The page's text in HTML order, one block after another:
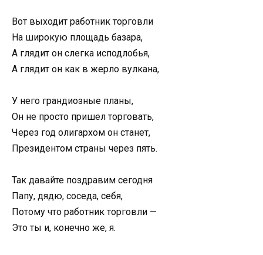
Вот выходит работник торговли
На широкую площадь базара,
А глядит он слегка исподлобья,
А глядит он как в жерло вулкана,
У него грандиозные планы,
Он не просто пришел торговать,
Через год олигархом он станет,
Президентом страны через пять.
Так давайте поздравим сегодня
Папу, дядю, соседа, себя,
Потому что работник торговли —
Это ты и, конечно же, я.